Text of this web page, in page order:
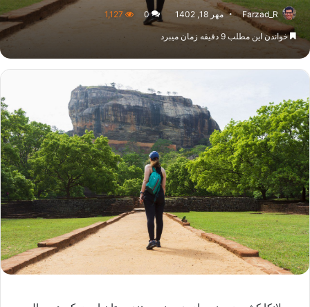
Farzad_R مهر 18, 1402 0
1,127
خواندن این مطلب 9 دقیقه زمان میبرد